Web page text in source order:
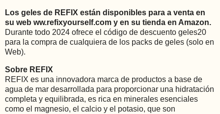
Los geles de REFIX están disponibles para a venta en
su web ww.refixyourself.com y en su tienda en Amazon.
Durante todo 2024 ofrece el código de descuento geles20
para la compra de cualquiera de los packs de geles (solo en
Web).
Sobre REFIX
REFIX es una innovadora marca de productos a base de
agua de mar desarrollada para proporcionar una hidratación
completa y equilibrada, es rica en minerales esenciales
como el magnesio, el calcio y el potasio, que son